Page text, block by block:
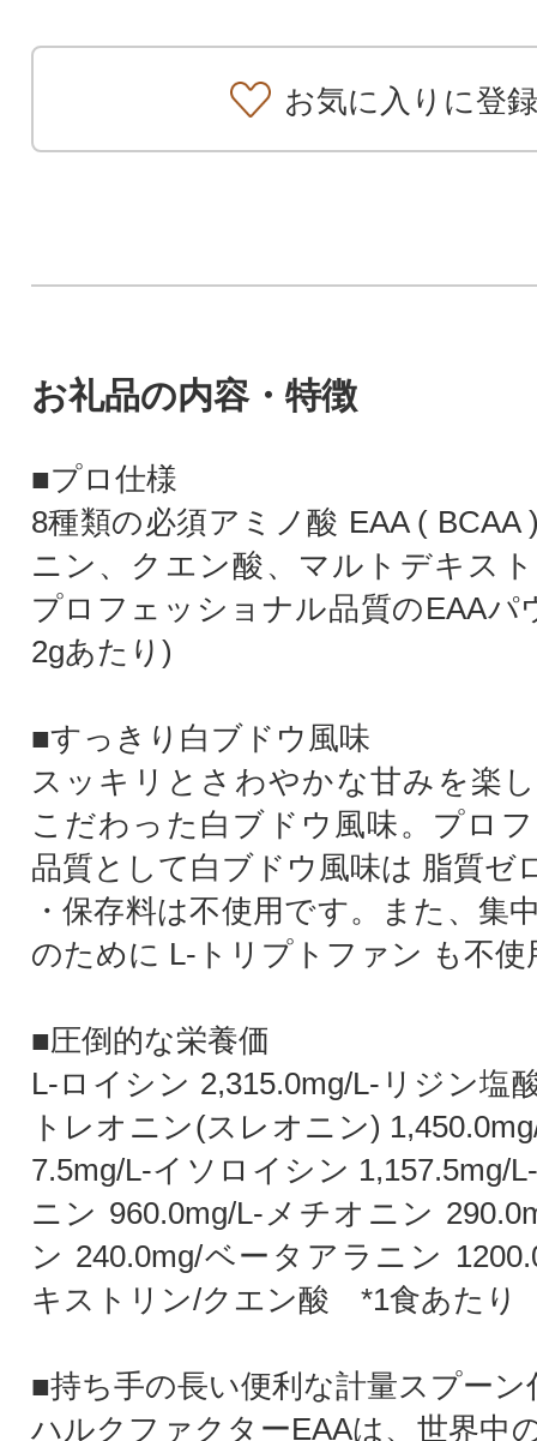
お気に入りに登録
お礼品の内容・特徴
■プロ仕様
8種類の必須アミノ酸 EAA ( BCAA
ニン、クエン酸、マルトデキス
プロフェッショナル品質のEAAパ
2gあたり)
■すっきり白ブドウ風味
スッキリとさわやかな甘みを楽
こだわった白ブドウ風味。プロ
品質として白ブドウ風味は 脂質ゼ
・保存料は不使用です。また、集
のために L-トリプトファン も不使
■圧倒的な栄養価
L-ロイシン 2,315.0mg/L-リジン塩
トレオニン(スレオニン)
7.5mg/L-イソロイシン 1,157.5mg/
ニン 960.0mg/L-メチオニン
ン 240.0mg/ベータアラニン
キストリン/クエン酸 *1食あたり
■持ち手の長い便利な計量スプーン
ハルクファクターEAAは、世界中